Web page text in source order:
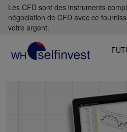
Les CFD sont des instruments
négociation de CFD avec ce
votre argent.